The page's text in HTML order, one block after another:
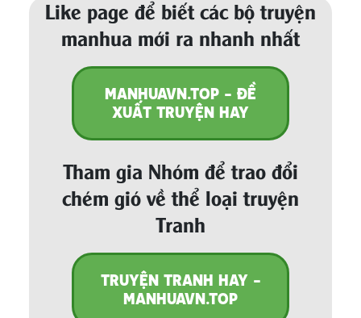
Like page để biết các bộ truyện
manhua mới ra nhanh nhất
MANHUAVN.TOP - ĐỀ
XUẤT TRUYỆN HAY
Tham gia Nhóm để trao đổi
chém gió về thể loại truyện
Tranh
TRUYỆN TRANH HAY -
MANHUAVN.TOP